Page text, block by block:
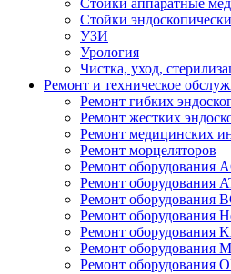
Стойки аппаратные
Стойки
УЗИ
Урология
Чистка, уход,
Ремонт и техническое
Ремонт гибких
Ремонт жестких
Ремонт медицинских
Ремонт морцеляторов
Ремонт
Ремонт оборудования
Ремонт оборудования
Ремонт оборудования
Ремонт оборудования
Ремонт оборудования
Ремонт оборудования